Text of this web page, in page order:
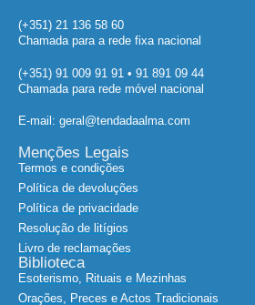
(+351) 21 136 58 60
(+351) 91 009 91 91 • 91 891 09 44
Menções Legais
Termos e condições
Política de devoluções
Política de privacidade
Resolução de litígios
Livro de reclamações
Biblioteca
Esoterismo, Rituais e Mezinhas